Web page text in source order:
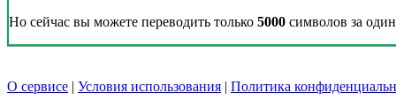
Но сейчас вы можете переводить только 5000 символов за один
О сервисе | Условия использования | Политика